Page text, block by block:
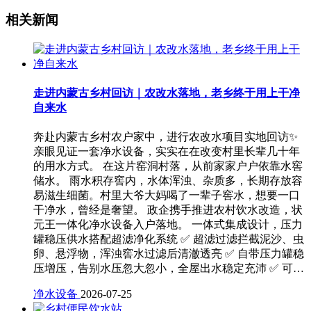
相关新闻
走进内蒙古乡村回访｜农改水落地，老乡终于用上干净
自来水
奔赴内蒙古乡村农户家中，进行农改水项目实地回访✨
亲眼见证一套净水设备，实实在在改变村里长辈几十年
的用水方式。 在这片窑洞村落，从前家家户户依靠水窖
储水。 雨水积存窖内，水体浑浊、杂质多，长期存放容
易滋生细菌。村里大爷大妈喝了一辈子窖水，想要一口
干净水，曾经是奢望。 政企携手推进农村饮水改造，状
元王一体化净水设备入户落地。 一体式集成设计，压力
罐稳压供水搭配超滤净化系统 ✅ 超滤过滤拦截泥沙、虫
卵、悬浮物，浑浊窖水过滤后清澈透亮 ✅ 自带压力罐稳
压增压，告别水压忽大忽小，全屋出水稳定充沛 ✅ 可…
净水设备 2026-07-25